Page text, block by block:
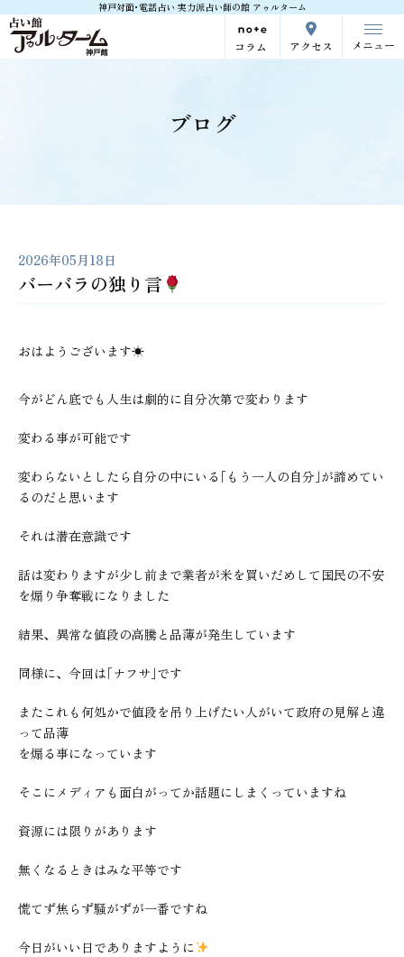
神戸対面･電話占い 実力派占い師の館 アゥルターム
コラム アクセス メニュー
ブログ
2026年05月18日
バーバラの独り言
おはようございます☀
今がどん底でも人生は劇的に自分次第で変わります
変わる事が可能です
変わらないとしたら自分の中にいる｢もう一人の自分｣が諦めてい
るのだと思います
それは潜在意識です
話は変わりますが少し前まで業者が米を買いだめして国民の不安
を煽り争奪戦になりました
結果、異常な値段の高騰と品薄が発生しています
同様に、今回は｢ナフサ｣です
またこれも何処かで値段を吊り上げたい人がいて政府の見解と違
って品薄
を煽る事になっています
そこにメディアも面白がってか話題にしまくっていますね
資源には限りがあります
無くなるときはみな平等です
慌てず焦らず騒がずが一番ですね
今日がいい日でありますように